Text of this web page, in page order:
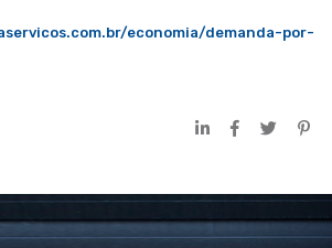
economia/demanda-por-